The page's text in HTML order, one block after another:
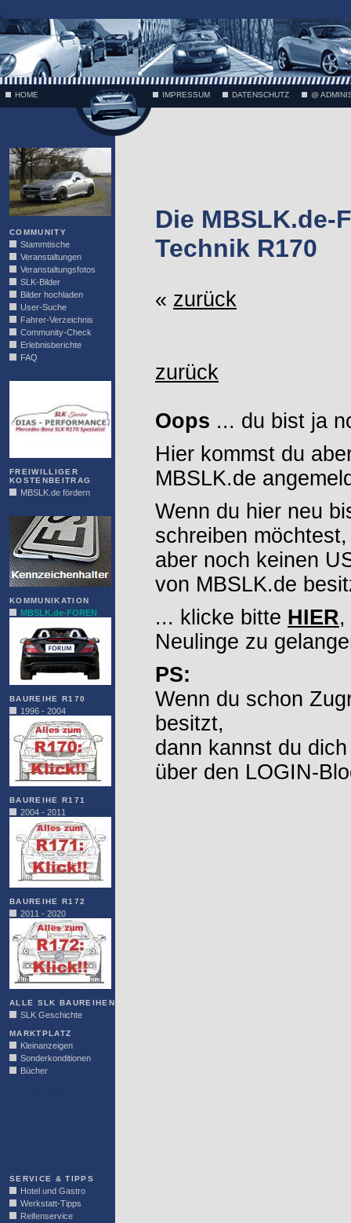
;
HOME IMPRESSUM DATENSCHUTZ @
COMMUNITY
Stammtische
Veranstaltungen
Veranstaltungsfotos
SLK-Bilder
Bilder hochladen
User-Suche
Fahrer-Verzeichnis
Community-Check
Erlebnisberichte
FAQ
FREIWILLIGER
KOSTENBEITRAG
MBSLK.de fördern
KOMMUNIKATION
MBSLK.de-FOREN
BAUREIHE R170
1996 - 2004
BAUREIHE R171
2004 - 2011
BAUREIHE R172
2011 - 2020
ALLE SLK BAUREIHEN
SLK Geschichte
MARKTPLATZ
Kleinanzeigen
Sonderkonditionen
Bücher
SERVICE & TIPPS
Hotel und Gastro
Werkstatt-Tipps
Reifenservice
Die MBSLK.de-
Technik R170
« zurück
zurück
Oops ... du bist ja
Hier kommst du
MBSLK.de
Wenn du hier neu
schreiben möchtest,
aber noch keinen
von MBSLK.de
... klicke bitte HIER,
Neulinge zu
PS:
Wenn du schon
besitzt,
dann kannst du
über den LOGIN-